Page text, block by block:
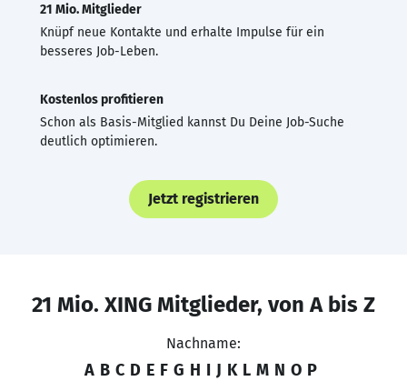
21 Mio. Mitglieder
Knüpf neue Kontakte und erhalte Impulse für ein
besseres Job-Leben.
Kostenlos profitieren
Schon als Basis-Mitglied kannst Du Deine Job-Suche
deutlich optimieren.
Jetzt registrieren
21 Mio. XING Mitglieder, von A bis Z
Nachname:
A B C D E F G H I J K L M N O P